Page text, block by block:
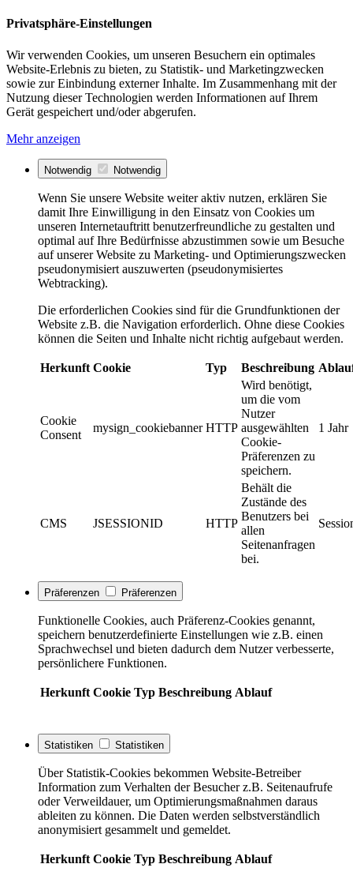
Privatsphäre-Einstellungen
Wir verwenden Cookies, um unseren Besuchern ein optimales
Website-Erlebnis zu bieten, zu Statistik- und Marketingzwecken
sowie zur Einbindung externer Inhalte. Im Zusammenhang mit der
Nutzung dieser Technologien werden Informationen auf Ihrem
Gerät gespeichert und/oder abgerufen.
Mehr anzeigen
Notwendig Notwendig
Wenn Sie unsere Website weiter aktiv nutzen, erklären Sie
damit Ihre Einwilligung in den Einsatz von Cookies um
unseren Internetauftritt benutzerfreundliche zu gestalten und
optimal auf Ihre Bedürfnisse abzustimmen sowie um Besuche
auf unserer Website zu Marketing- und Optimierungszwecken
pseudonymisiert auszuwerten (pseudonymisiertes
Webtracking).
Die erforderlichen Cookies sind für die Grundfunktionen der
Website z.B. die Navigation erforderlich. Ohne diese Cookies
können die Seiten und Inhalte nicht richtig aufgebaut werden.
Herkunft Cookie Typ Beschreibung
Cookie
Consent
mysign_cookiebanner HTTP
Wird benötigt,
um die vom
Nutzer
ausgewählten
Cookie-
Präferenzen zu
speichern.
1 Jahr
CMS JSESSIONID HTTP
Behält die
Zustände des
Benutzers bei
allen
Seitenanfragen
bei.
Präferenzen Präferenzen
Funktionelle Cookies, auch Präferenz-Cookies genannt,
speichern benutzerdefinierte Einstellungen wie z.B. einen
Sprachwechsel und bieten dadurch dem Nutzer verbesserte,
persönlichere Funktionen.
Herkunft Cookie Typ Beschreibung Ablauf
Statistiken Statistiken
Über Statistik-Cookies bekommen Website-Betreiber
Information zum Verhalten der Besucher z.B. Seitenaufrufe
oder Verweildauer, um Optimierungsmaßnahmen daraus
ableiten zu können. Die Daten werden selbstverständlich
anonymisiert gesammelt und gemeldet.
Herkunft Cookie Typ Beschreibung Ablauf